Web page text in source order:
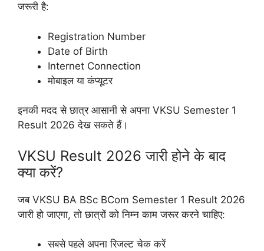
जरूरी है:
Registration Number
Date of Birth
Internet Connection
मोबाइल या कंप्यूटर
इनकी मदद से छात्र आसानी से अपना VKSU Semester 1
Result 2026 देख सकते हैं।
VKSU Result 2026 जारी होने के बाद
क्या करें?
जब VKSU BA BSc BCom Semester 1 Result 2026
जारी हो जाएगा, तो छात्रों को निम्न काम जरूर करने चाहिए:
सबसे पहले अपना रिजल्ट चेक करें